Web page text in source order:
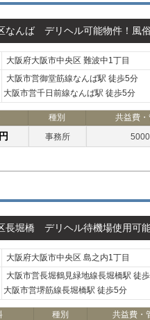
なんば デリヘル可能物件！風
大阪府大阪市中央区 難波中1丁目
大阪市営御堂筋線なんば駅 徒歩5分
大阪市営千日前線なんば駅 徒歩5分
種別 共益費
事務所
長堀橋 デリヘル待機場使用可
大阪府大阪市中央区 島之内1丁目
大阪市営長堀鶴見緑地線長堀橋駅 徒
大阪市営堺筋線長堀橋駅 徒歩5分
種別 共益費・